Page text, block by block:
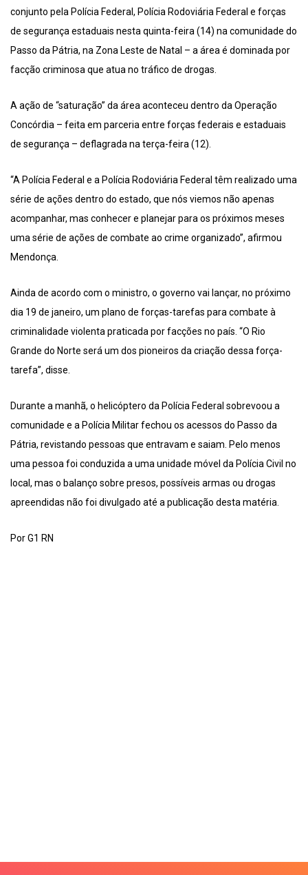
conjunto pela Polícia Federal, Polícia Rodoviária Federal e forças
de segurança estaduais nesta quinta-feira (14) na comunidade do
Passo da Pátria, na Zona Leste de Natal – a área é dominada por
facção criminosa que atua no tráfico de drogas.
A ação de “saturação” da área aconteceu dentro da Operação
Concórdia – feita em parceria entre forças federais e estaduais
de segurança – deflagrada na terça-feira (12).
“A Polícia Federal e a Polícia Rodoviária Federal têm realizado uma
série de ações dentro do estado, que nós viemos não apenas
acompanhar, mas conhecer e planejar para os próximos meses
uma série de ações de combate ao crime organizado”, afirmou
Mendonça.
Ainda de acordo com o ministro, o governo vai lançar, no próximo
dia 19 de janeiro, um plano de forças-tarefas para combate à
criminalidade violenta praticada por facções no país. “O Rio
Grande do Norte será um dos pioneiros da criação dessa força-
tarefa”, disse.
Durante a manhã, o helicóptero da Polícia Federal sobrevoou a
comunidade e a Polícia Militar fechou os acessos do Passo da
Pátria, revistando pessoas que entravam e saiam. Pelo menos
uma pessoa foi conduzida a uma unidade móvel da Polícia Civil no
local, mas o balanço sobre presos, possíveis armas ou drogas
apreendidas não foi divulgado até a publicação desta matéria.
Por G1 RN